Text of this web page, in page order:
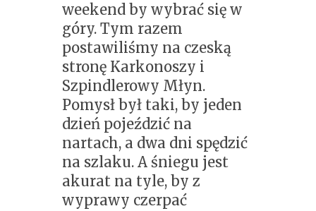
weekend by wybrać się w
góry. Tym razem
postawiliśmy na czeską
stronę Karkonoszy i
Szpindlerowy Młyn.
Pomysł był taki, by jeden
dzień pojeździć na
nartach, a dwa dni spędzić
na szlaku. A śniegu jest
akurat na tyle, by z
wyprawy czerpać